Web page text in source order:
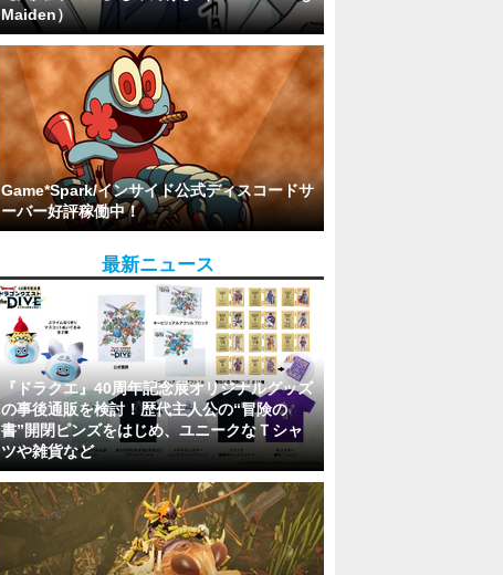
Maiden）
Game*Spark/インサイド公式ディスコードサ
ーバー好評稼働中！
最新ニュース
『ドラクエ』40周年記念展オリジナルグッズ
の事後通販を検討！歴代主人公の“冒険の
書”開閉ピンズをはじめ、ユニークなＴシャ
ツや雑貨など